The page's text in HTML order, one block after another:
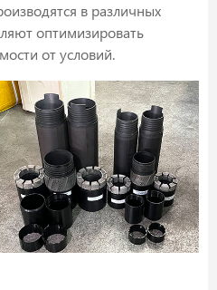
в различных
оптимизировать
от условий.